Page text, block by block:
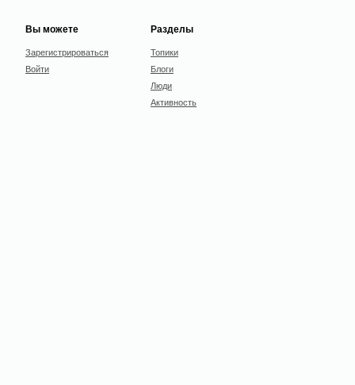
Вы можете
Зарегистрироваться
Войти
Разделы
Топики
Блоги
Люди
Активность